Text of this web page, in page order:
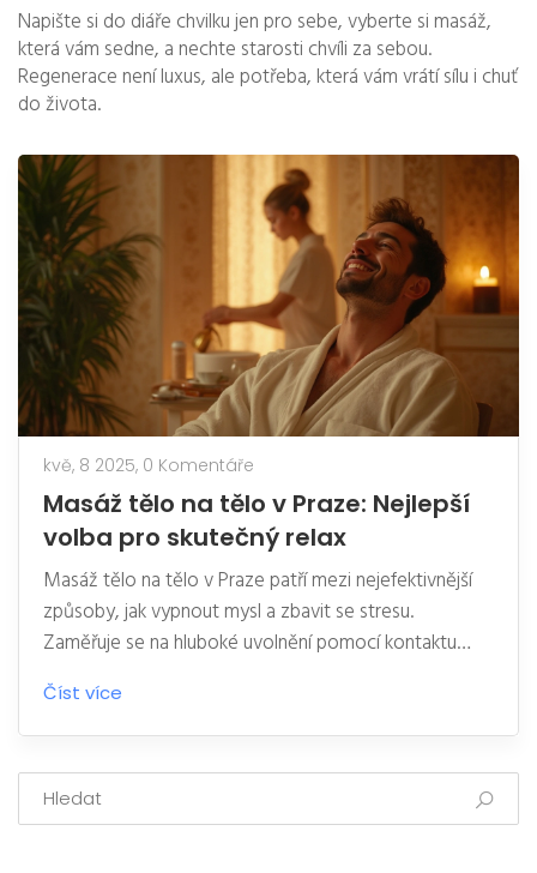
Napište si do diáře chvilku jen pro sebe, vyberte si masáž,
která vám sedne, a nechte starosti chvíli za sebou.
Regenerace není luxus, ale potřeba, která vám vrátí sílu i chuť
do života.
kvě, 8 2025, 0 Komentáře
Masáž tělo na tělo v Praze: Nejlepší
volba pro skutečný relax
Masáž tělo na tělo v Praze patří mezi nejefektivnější
způsoby, jak vypnout mysl a zbavit se stresu.
Zaměřuje se na hluboké uvolnění pomocí kontaktu
celého těla masérky s tělem klienta. V článku najdete
praktické tipy, zajímavosti i doporučení, jak si tuto
službu opravdu užít. Probereme, proč tahle masáž
funguje, komu je určená a jak poznat kvalitní salon.
Nakonec přidám několik rad, jak se na takovou masáž
správně připravit.
Číst více